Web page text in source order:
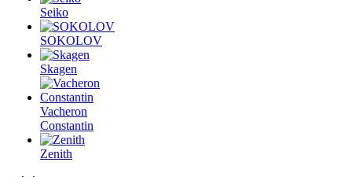
Seiko
SOKOLOV
Skagen
Vacheron
Constantin
Zenith